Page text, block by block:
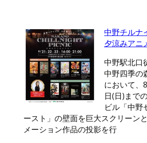
中野チルナ
夕涼みアニ
中野駅北口
中野四季の
において、
日(日)まで
ビル「中野
ースト」の壁面を巨大スクリーン
メーション作品の投影を行